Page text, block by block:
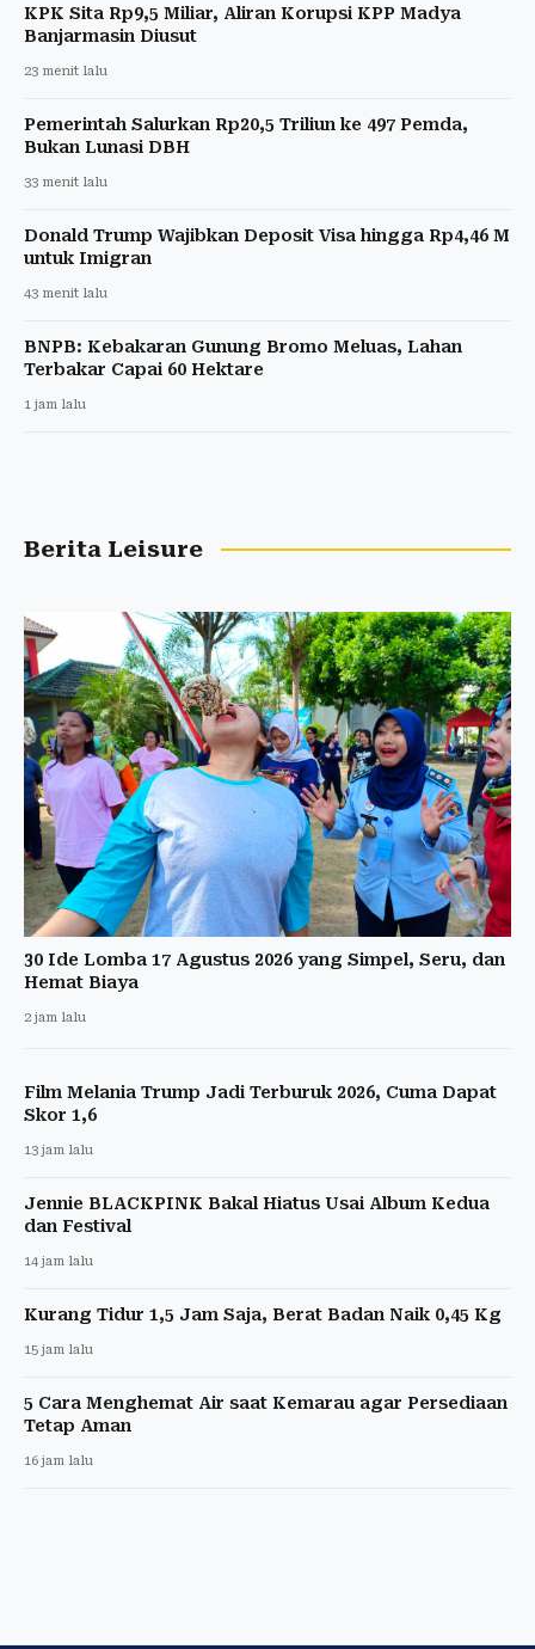
KPK Sita Rp9,5 Miliar, Aliran Korupsi KPP Madya
Banjarmasin Diusut
23 menit lalu
Pemerintah Salurkan Rp20,5 Triliun ke 497 Pemda,
Bukan Lunasi DBH
33 menit lalu
Donald Trump Wajibkan Deposit Visa hingga Rp4,46 M
untuk Imigran
43 menit lalu
BNPB: Kebakaran Gunung Bromo Meluas, Lahan
Terbakar Capai 60 Hektare
1 jam lalu
Berita Leisure
30 Ide Lomba 17 Agustus 2026 yang Simpel, Seru, dan
Hemat Biaya
2 jam lalu
Film Melania Trump Jadi Terburuk 2026, Cuma Dapat
Skor 1,6
13 jam lalu
Jennie BLACKPINK Bakal Hiatus Usai Album Kedua
dan Festival
14 jam lalu
Kurang Tidur 1,5 Jam Saja, Berat Badan Naik 0,45 Kg
15 jam lalu
5 Cara Menghemat Air saat Kemarau agar Persediaan
Tetap Aman
16 jam lalu